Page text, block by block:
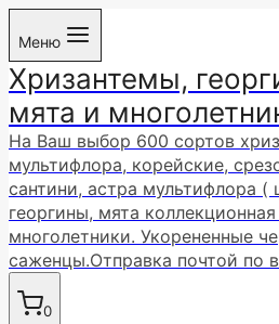
Перейти
содержимому
Меню
Хризантемы,
мята и
На Ваш выбор 600 сортов
мультифлора, корейские,
сантини, астра мультифлора (
георгины, мята
многолетники. Укорененные
саженцы.Отправка почтой по
0